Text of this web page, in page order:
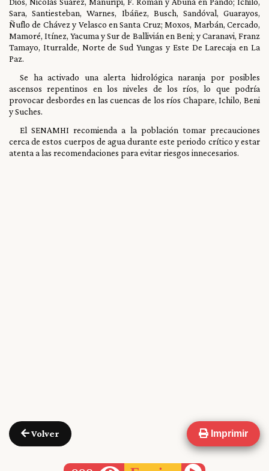
Imprimir
Volver
Sara, Santiesteban, Warnes, Ibáñez, Busch, Sandóval, Guarayos,
Ñuflo de Chávez y Velasco en Santa Cruz; Moxos, Marbán, Cercado,
Mamoré, Itínez, Yacuma y Sur de Ballivián en Beni; y Caranavi, Franz
Tamayo, Iturralde, Norte de Sud Yungas y Este De Larecaja en La
Paz.
Se ha activado una alerta hidrológica naranja por posibles
ascensos repentinos en los niveles de los ríos, lo que podría
provocar desbordes en las cuencas de los ríos Chapare, Ichilo, Beni
y Suches.
El SENAMHI recomienda a la población tomar precauciones
cerca de estos cuerpos de agua durante este periodo crítico y estar
atenta a las recomendaciones para evitar riesgos innecesarios.